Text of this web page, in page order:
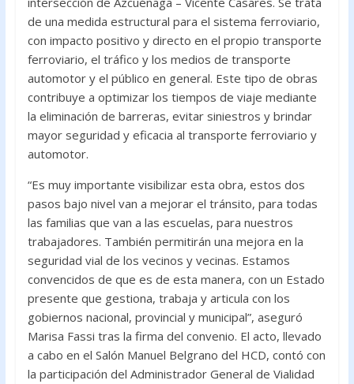
de una medida estructural para el sistema ferroviario,
con impacto positivo y directo en el propio transporte
ferroviario, el tráfico y los medios de transporte
automotor y el público en general. Este tipo de obras
contribuye a optimizar los tiempos de viaje mediante
la eliminación de barreras, evitar siniestros y brindar
mayor seguridad y eficacia al transporte ferroviario y
automotor.
“Es muy importante visibilizar esta obra, estos dos
pasos bajo nivel van a mejorar el tránsito, para todas
las familias que van a las escuelas, para nuestros
trabajadores. También permitirán una mejora en la
seguridad vial de los vecinos y vecinas. Estamos
convencidos de que es de esta manera, con un Estado
presente que gestiona, trabaja y articula con los
gobiernos nacional, provincial y municipal”, aseguró
Marisa Fassi tras la firma del convenio. El acto, llevado
a cabo en el Salón Manuel Belgrano del HCD, contó con
la participación del Administrador General de Vialidad